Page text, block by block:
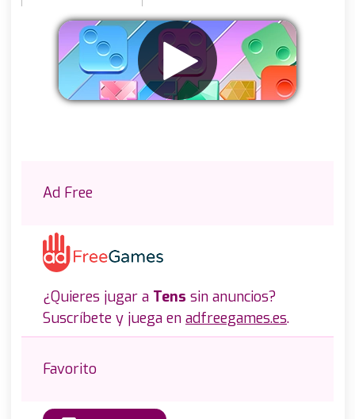
Ad Free
¿Quieres jugar a Tens sin anuncios?
Suscríbete y juega en adfreegames.es.
Favorito